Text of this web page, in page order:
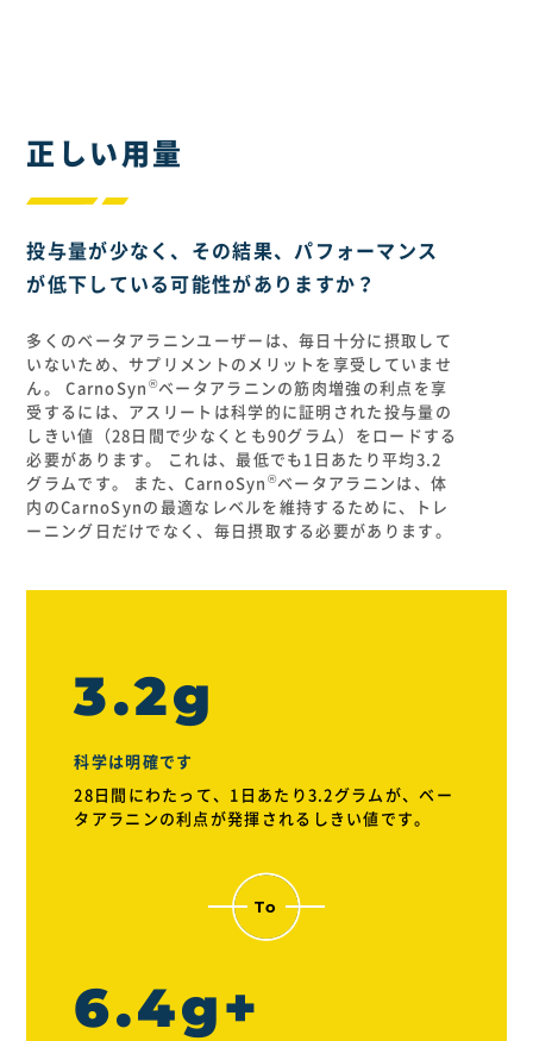
正しい用量
投与量が少なく、その結果、パフォーマンス
が低下している可能性がありますか？
多くのベータアラニンユーザーは、毎日十分に摂取して
いないため、サプリメントのメリットを享受していませ
ん。 CarnoSyn ®ベータアラニンの筋肉増強の利点を享
受するには、アスリートは科学的に証明された投与量の
しきい値（28日間で少なくとも90グラム）をロードする
必要があります。 これは、最低でも1日あたり平均3.2
グラムです。 また、CarnoSyn ®ベータアラニンは、体
内のCarnoSynの最適なレベルを維持するために、トレ
ーニング日だけでなく、毎日摂取する必要があります。
3.2g
科学は明確です
28日間にわたって、1日あたり3.2グラムが、ベー
タアラニンの利点が発揮されるしきい値です。
6.4g+